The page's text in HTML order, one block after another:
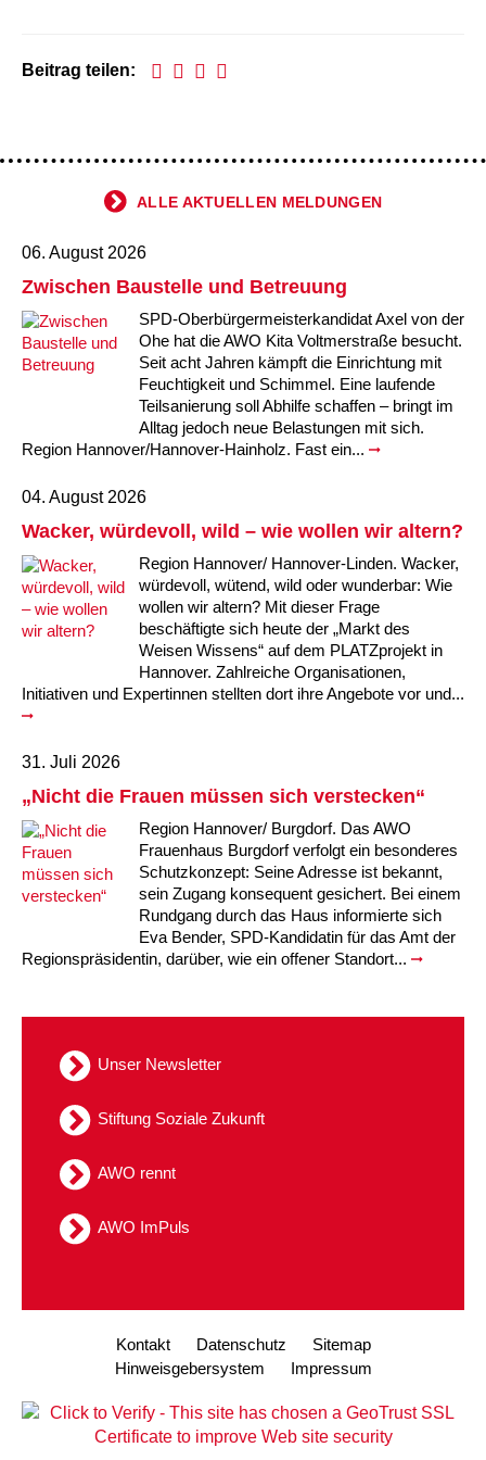
Beitrag teilen:
ALLE AKTUELLEN MELDUNGEN
06. August 2026
Zwischen Baustelle und Betreuung
SPD-Oberbürgermeisterkandidat Axel von der
Ohe hat die AWO Kita Voltmerstraße besucht.
Seit acht Jahren kämpft die Einrichtung mit
Feuchtigkeit und Schimmel. Eine laufende
Teilsanierung soll Abhilfe schaffen – bringt im
Alltag jedoch neue Belastungen mit sich.
Region Hannover/Hannover-Hainholz. Fast ein...
04. August 2026
Wacker, würdevoll, wild – wie wollen wir altern?
Region Hannover/ Hannover-Linden. Wacker,
würdevoll, wütend, wild oder wunderbar: Wie
wollen wir altern? Mit dieser Frage
beschäftigte sich heute der „Markt des
Weisen Wissens“ auf dem PLATZprojekt in
Hannover. Zahlreiche Organisationen,
Initiativen und Expertinnen stellten dort ihre Angebote vor und...
31. Juli 2026
„Nicht die Frauen müssen sich verstecken“
Region Hannover/ Burgdorf. Das AWO
Frauenhaus Burgdorf verfolgt ein besonderes
Schutzkonzept: Seine Adresse ist bekannt,
sein Zugang konsequent gesichert. Bei einem
Rundgang durch das Haus informierte sich
Eva Bender, SPD-Kandidatin für das Amt der
Regionspräsidentin, darüber, wie ein offener Standort...
Unser Newsletter
Stiftung Soziale Zukunft
AWO rennt
AWO ImPuls
Kontakt Datenschutz
Sitemap
Hinweisgebersystem
Impressum